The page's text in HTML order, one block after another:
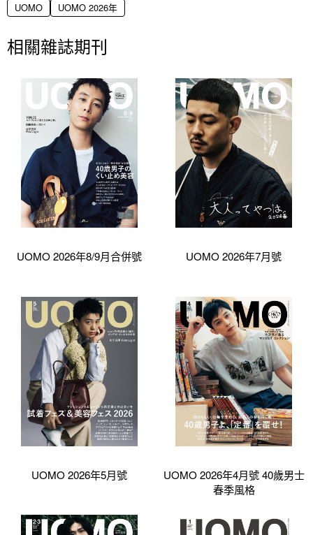
UOMO UOMO 2026年
相關雜誌期刊
UOMO 2026年8/9月合併號 UOMO 2026年7月號
UOMO 2026年5月號
UOMO 2026年4月號 40歲男士
春季風格